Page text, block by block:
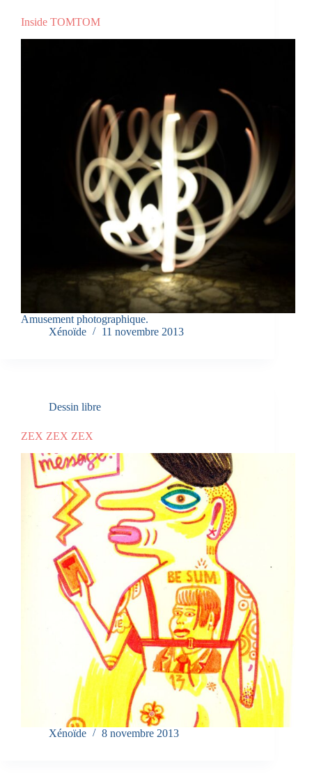
Inside TOMTOM
Amusement photographique.
Xénoïde
11 novembre 2013
Dessin libre
ZEX ZEX ZEX
Xénoïde 8 novembre 2013